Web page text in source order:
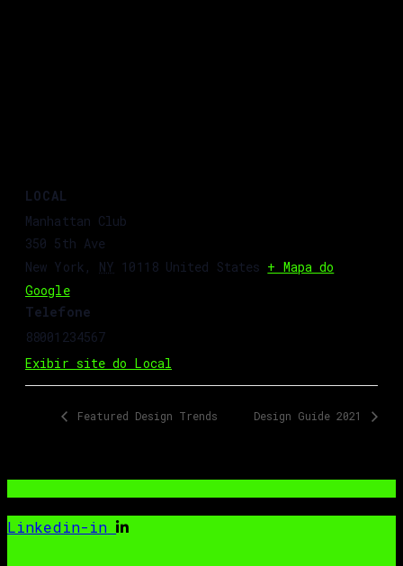
LOCAL
Manhattan Club
350 5th Ave
New York , NY 10118 United States + Mapa do
Google
Telefone
88001234567
Exibir site do Local
Featured Design Trends Design Guide 2021
Linkedin-in